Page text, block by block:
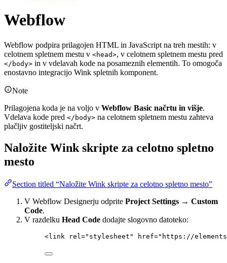
Webflow
Webflow podpira prilagojen HTML in JavaScript na treh mestih: v
celotnem spletnem mestu v <head>, v celotnem spletnem mestu pred
</body> in v vdelavah kode na posameznih elementih. To omogoča
enostavno integracijo Wink spletnih komponent.
Note
Prilagojena koda je na voljo v Webflow Basic načrtu in višje.
Vdelava kode pred </body> na celotnem spletnem mestu zahteva
plačljiv gostiteljski načrt.
Naložite Wink skripte za celotno spletno
mesto
Section titled “Naložite Wink skripte za celotno spletno mesto”
V Webflow Designerju odprite Project Settings → Custom
Code.
V razdelku Head Code dodajte slogovno datoteko:
<link rel =" stylesheet " href=" https://